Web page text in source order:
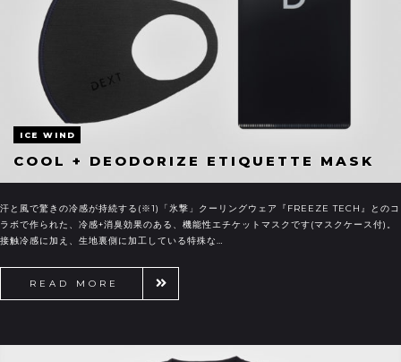
ICE WIND
COOL + DEODORIZE ETIQUETTE MASK
汗と風で驚きの冷感が持続する(※1)「氷撃」クーリングウェア『FREEZE TECH』とのコ
ラボで作られた、冷感+消臭効果のある、機能性エチケットマスクです(マスクケース付)。
接触冷感に加え、生地裏側に加工している特殊な…
READ MORE